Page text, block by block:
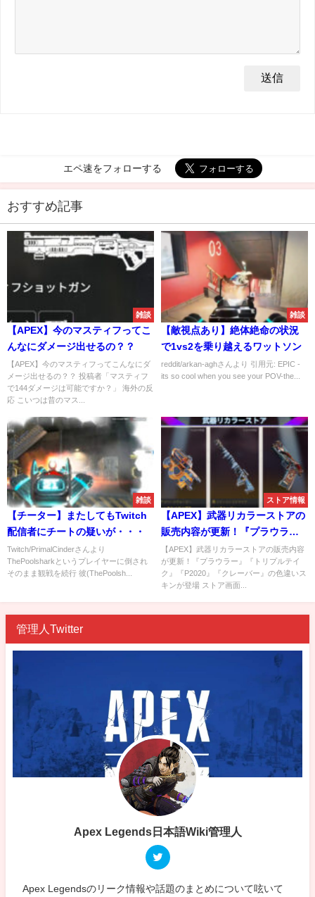
エペ速をフォローする
おすすめ記事
雑談
【APEX】今のマスティフってこ
んなにダメージ出せるの？？
【APEX】今のマスティフってこんなにダ
メージ出せるの？？ 投稿者「マスティフ
で144ダメージは可能ですか？」 海外の反
応 こいつは昔のマス...
雑談
【敵視点あり】絶体絶命の状況
で1vs2を乗り越えるワットソン
reddit/arkan-aghさんより 引用元: EPIC -
its so cool when you see your POV-the...
雑談
【チーター】またしてもTwitch
配信者にチートの疑いが・・・
Twitch/PrimalCinderさんより
ThePoolsharkというプレイヤーに倒され
そのまま観戦を続行 彼(ThePoolsh...
ストア情報
【APEX】武器リカラーストアの
販売内容が更新！『プラウラ
ー』『トリプルテイク』
『P2020』『クレーバー』の色違
いスキンが登場
【APEX】武器リカラーストアの販売内容
が更新！『プラウラー』『トリプルテイ
ク』『P2020』『クレーバー』の色違いス
キンが登場 ストア画面...
管理人Twitter
Apex Legends日本語Wiki管理人
Apex Legendsのリーク情報や話題のまとめについて呟いて